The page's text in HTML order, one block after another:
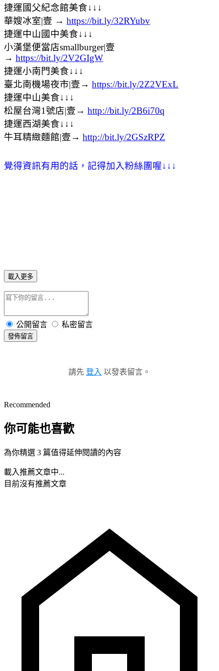
捷運國父紀念館美食↓↓↓
華嫂冰室|壹 → https://bit.ly/32RYubv
捷運中山國中美食↓↓↓
小漢堡便當店smallburger|壹
→ https://bit.ly/2V2GIgW
捷運小南門美食↓↓↓
臺北南機場夜市|壹→ https://bit.ly/2Z2VExL
捷運中山美食↓↓↓
松屋台灣1號店|壹→ http://bit.ly/2B6i70q
捷運西湖美食↓↓↓
牛耳精緻麵館|壹→ http://bit.ly/2GSzRPZ
覺得資訊有用的話，記得加入粉絲團喔↓ ↓ ↓
載入更多
公開留言 私密留言
發佈留言
請先 登入 以發表留言。
Recommended
你可能也喜歡
為你精選 3 篇值得延伸閱讀的內容
載入推薦文章中...
目前沒有推薦文章